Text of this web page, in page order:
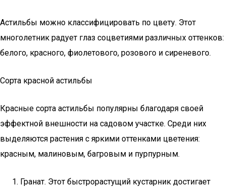
Астильбы можно классифицировать по цвету. Этот
многолетник радует глаз соцветиями различных оттенков:
белого, красного, фиолетового, розового и сиреневого.
Сорта красной астильбы
Красные сорта астильбы популярны благодаря своей
эффектной внешности на садовом участке. Среди них
выделяются растения с яркими оттенками цветения:
красным, малиновым, багровым и пурпурным.
Гранат. Этот быстрорастущий кустарник достигает